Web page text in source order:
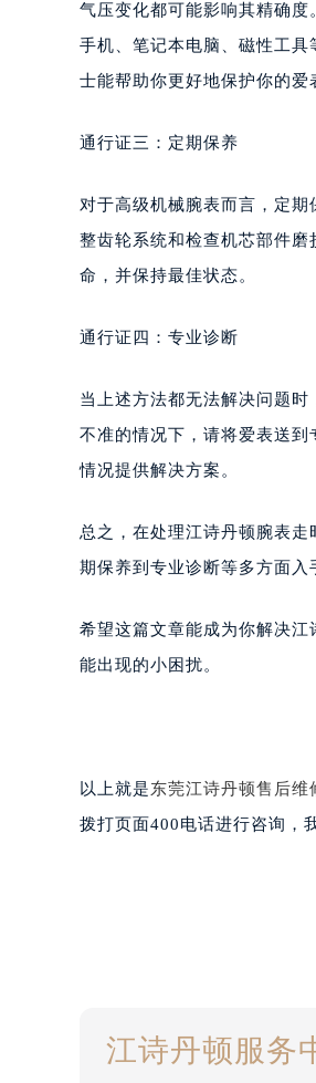
气压变化都可能影响其精确
手机、笔记本电脑、磁性工
士能帮助你更好地保护你的爱
通行证三：定期保养
对于高级机械腕表而言，定
整齿轮系统和检查机芯部件
命，并保持最佳状态。
通行证四：专业诊断
当上述方法都无法解决问题
不准的情况下，请将爱表送
情况提供解决方案。
总之，在处理江诗丹顿腕表
期保养到专业诊断等多方面入
希望这篇文章能成为你解决
能出现的小困扰。
以上就是东莞江诗丹顿售后维
拨打页面400电话进行咨询，
江诗丹顿服务